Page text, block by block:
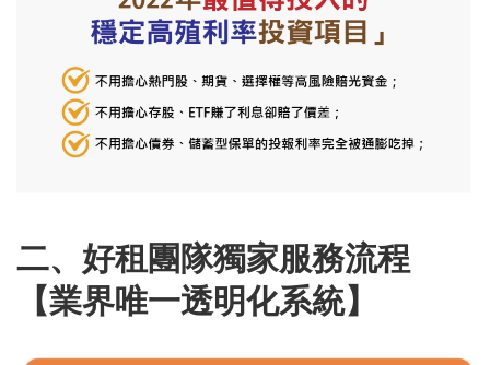
二、好租團隊獨家服務流程
【業界唯一透明化系統】